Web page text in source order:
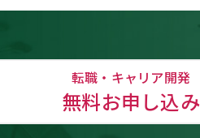
転職・キャリア開発
無料お申し込み